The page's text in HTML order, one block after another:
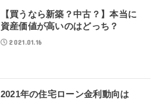
【買うなら新築？中古？】本当に
資産価値が高いのはどっち？
2021.01.16
2021年の住宅ローン金利動向は